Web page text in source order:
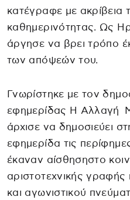
κατέγραφε με ακρίβεια
καθημερινότητας. Ως
άργησε να βρει τρόπο
των απόψεών του.
Γνωρίστηκε με τον
εφημερίδας Η Αλλαγή
άρχισε να δημοσιεύει
εφημερίδα τις
έκαναν αίσθησηστο
αριστοτεχνικής
και αγωνιστικού